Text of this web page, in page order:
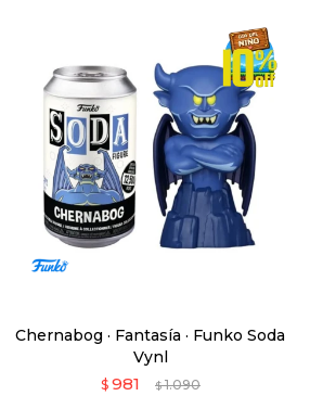
Chernabog · Fantasía · Funko Soda
Vynl
$ 981 $ 1.090